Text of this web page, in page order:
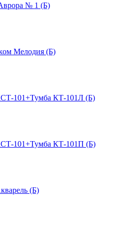
№ 1 (Б)
Мелодия (Б)
101+Тумба КТ-101Л (Б)
101+Тумба КТ-101П (Б)
(Б)